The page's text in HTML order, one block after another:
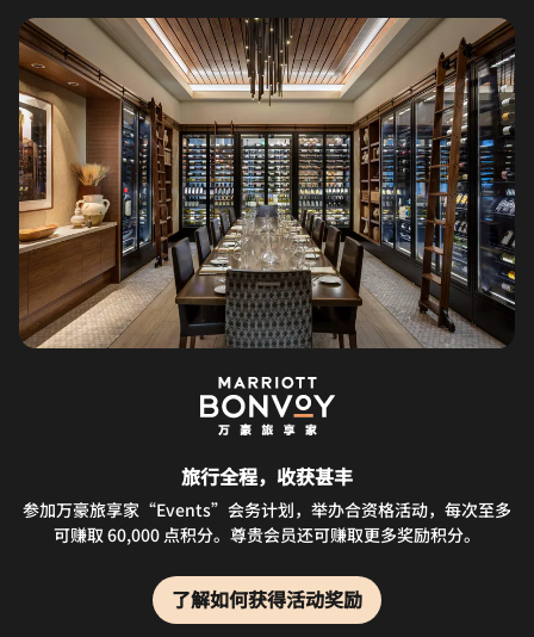
旅行全程，收获甚丰
参加万豪旅享家“Events”会务计划，举办合资格活动，每次至多
可赚取 60,000 点积分。尊贵会员还可赚取更多奖励积分。
了解如何获得活动奖励